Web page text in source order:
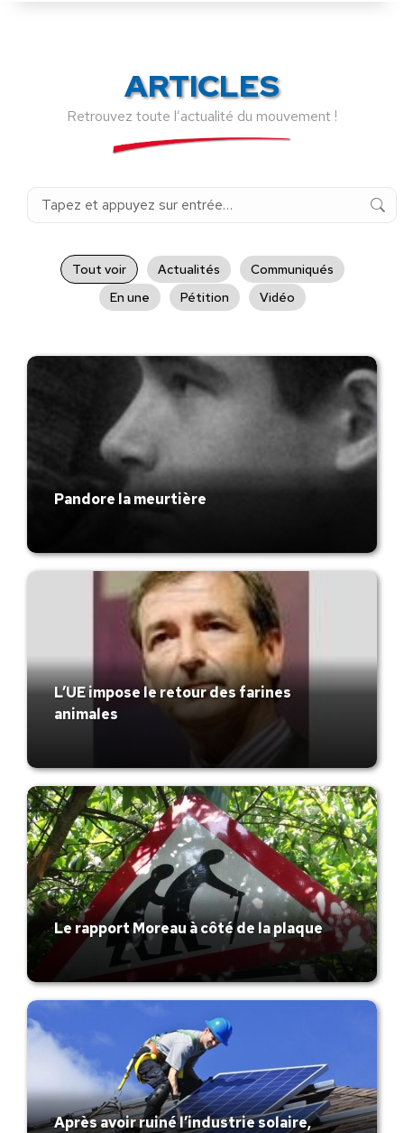
ARTICLES
Retrouvez toute l’actualité du mouvement !
Recherche
Tout voir Actualités
Communiqués
En une
Pétition Vidéo
Pandore la meurtière
L’UE impose le retour des farines
animales
Le rapport Moreau à côté de la plaque
Après avoir ruiné l’industrie solaire,